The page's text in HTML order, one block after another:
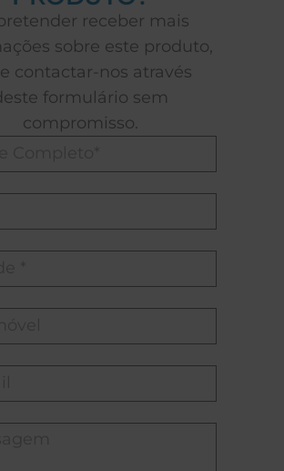
receber mais
sobre este produto,
contactar-nos através
formulário sem
compromisso.